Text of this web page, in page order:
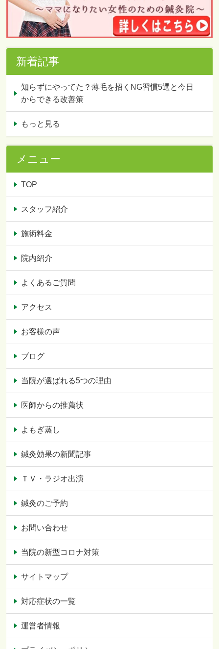
新着記事
知らずにやってた？薄毛を招くNG習慣5選と今日
からできる改善策
もっと見る
メニュー
TOP
スタッフ紹介
施術料金
院内紹介
よくあるご質問
アクセス
お客様の声
ブログ
当院が選ばれる5つの理由
医師からの推薦状
よもぎ蒸し
鍼灸効果の新聞記事
ＴＶ・ラジオ出演
鍼灸のご予約
お問い合わせ
当院の新型コロナ対策
サイトマップ
対応症状の一覧
運営者情報